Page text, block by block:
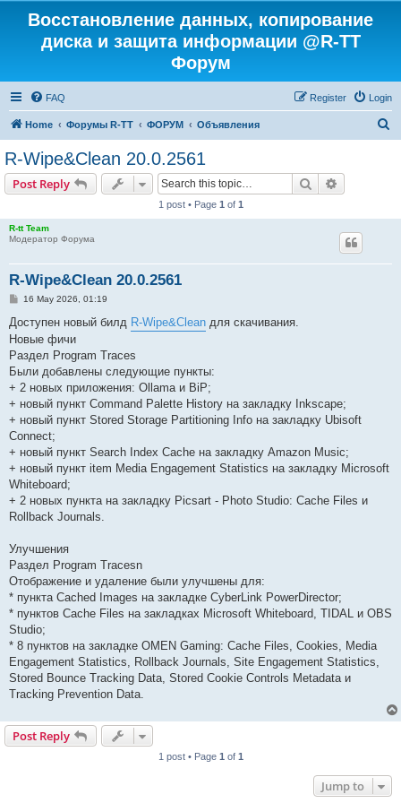
Восстановление данных, копирование
диска и защита информации @R-TT
Форум
FAQ Login
Register
Home Форумы R-TT ФОРУМ Объявления
R-Wipe&Clean 20.0.2561
Post Reply Search
1 post • Page 1 of 1
R-tt Team
Модератор Форума
R-Wipe&Clean 20.0.2561
P
s
16 May 2026, 01:19
Доступен новый билд R-Wipe&Clean для скачивания.
Новые фичи
Раздел Program Traces
Были добавлены следующие пункты:
+ 2 новых приложения: Ollama и BiP;
+ новый пункт Command Palette History на закладку Inkscape;
+ новый пункт Stored Storage Partitioning Info на закладку Ubisoft
Connect;
+ новый пункт Search Index Cache на закладку Amazon Music;
+ новый пункт item Media Engagement Statistics на закладку Microsoft
Whiteboard;
+ 2 новых пункта на закладку Picsart - Photo Studio: Cache Files и
Rollback Journals.
Улучшения
Раздел Program Tracesn
Отображение и удаление были улучшены для:
* пункта Cached Images на закладке CyberLink PowerDirector;
* пунктов Cache Files на закладках Microsoft Whiteboard, TIDAL и OBS
Studio;
* 8 пунктов на закладке OMEN Gaming: Cache Files, Cookies, Media
Engagement Statistics, Rollback Journals, Site Engagement Statistics,
Stored Bounce Tracking Data, Stored Cookie Controls Metadata и
Tracking Prevention Data.
Post Reply
1 post • Page 1 of 1
Jump to